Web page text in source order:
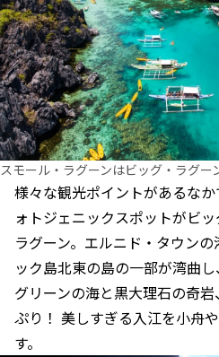
スモール・ラグーンはビッグ・ラグー
様々な観光ポイントがあるな
ォトジェニックスポットがビ
ラグーン。エルニド・タウン
ック島北東の島の一部が湾曲
グリーンの海と黒大理石の奇
ぷり！ 美しすぎる入江を小舟
す。